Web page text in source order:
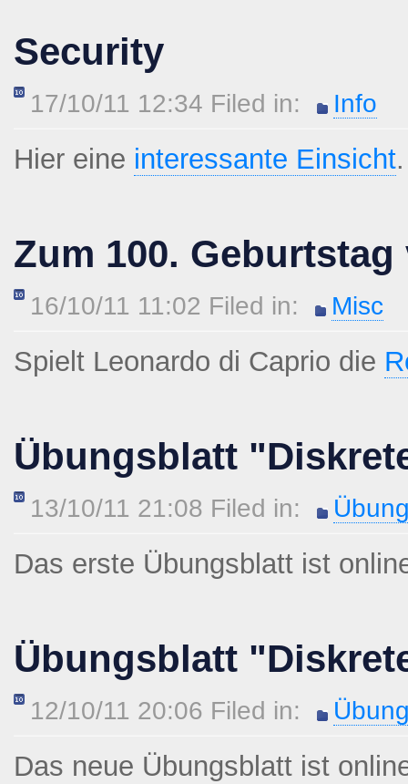
Security
17/10/11 12:34 Filed in: Info
Hier eine interessante Einsicht.
Zum 100.
16/10/11 11:02 Filed in: Misc
Spielt Leonardo di Caprio die
Übungsblatt
13/10/11 21:08 Filed in:
Das erste Übungsblatt ist
Übungsblatt
12/10/11 20:06 Filed in:
Das neue Übungsblatt ist